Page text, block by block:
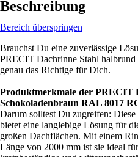
Beschreibung
Bereich überspringen
Brauchst Du eine zuverlässige
PRECIT Dachrinne Stahl
genau das Richtige für Dich.
Produktmerkmale der PRECIT
Schokoladenbraun RAL 8017
Darum solltest Du zugreifen:
bietet eine langlebige Lösung für
großen Dachflächen. Mit einem
Länge von 2000 mm ist sie ideal